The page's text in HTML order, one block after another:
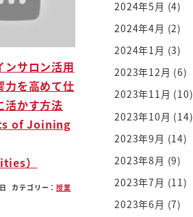
ンサロン活用
を高めて仕
活かす方法
of Joining
）
カテゴリー：授業
2024年5月 (4)
2024年4月 (2)
2024年1月 (3)
2023年12月 (6)
2023年11月 (10)
2023年10月 (14)
2023年9月 (14)
2023年8月 (9)
2023年7月 (11)
2023年6月 (7)